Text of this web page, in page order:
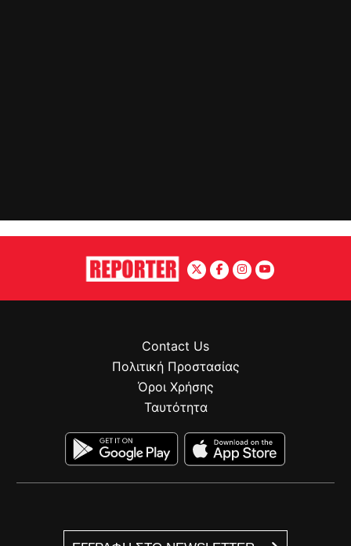
Contact Us
Πολιτική Προστασίας
Όροι Χρήσης
Ταυτότητα